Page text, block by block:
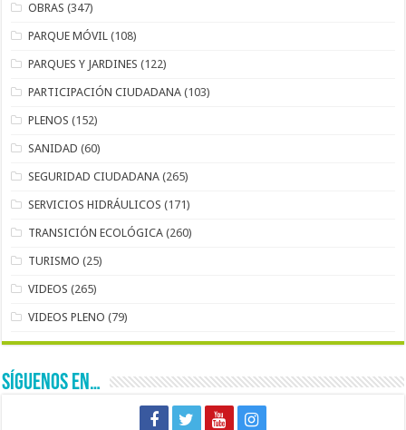
OBRAS (347)
PARQUE MÓVIL (108)
PARQUES Y JARDINES (122)
PARTICIPACIÓN CIUDADANA (103)
PLENOS (152)
SANIDAD (60)
SEGURIDAD CIUDADANA (265)
SERVICIOS HIDRÁULICOS (171)
TRANSICIÓN ECOLÓGICA (260)
TURISMO (25)
VIDEOS (265)
VIDEOS PLENO (79)
SÍGUENOS EN…